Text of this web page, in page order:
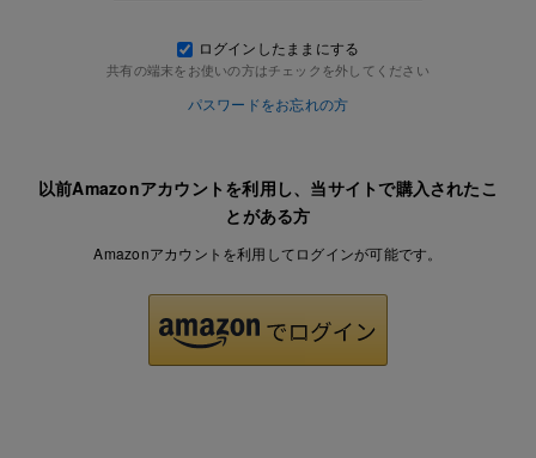
ログインしたままにする
共有の端末をお使いの方はチェックを外してください
パスワードをお忘れの方
以前Amazonアカウントを利用し、当サイトで購入されたこ
とがある方
Amazonアカウントを利用してログインが可能です。